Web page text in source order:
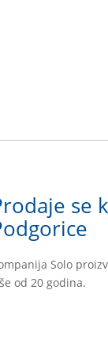
se
Solo
od 20 godina.